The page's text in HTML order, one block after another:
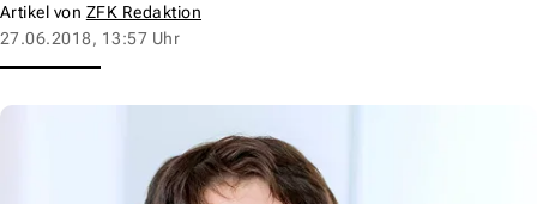
Artikel von ZFK Redaktion
27.06.2018, 13:57 Uhr